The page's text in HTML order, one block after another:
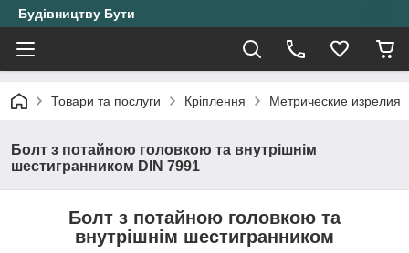
Будівництву Бути
Товари та послуги Кріплення Метрические изрелия
Болт з потайною головкою та внутрішнім
шестигранником DIN 7991
Болт з потайною головкою та
внутрішнім шестигранником